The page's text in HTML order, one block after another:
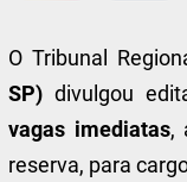
O Tribunal
SP) divulgou
vagas imediatas,
reserva, para